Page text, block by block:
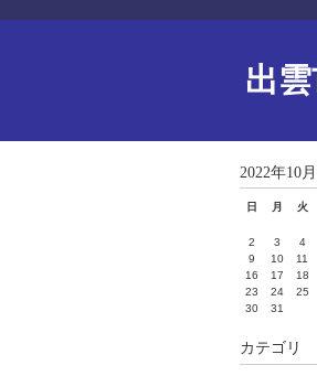
出
2022年10月
日 月 火
2
3 4
9
10 11
16
17 18
23
24 25
30
31
カテゴリ